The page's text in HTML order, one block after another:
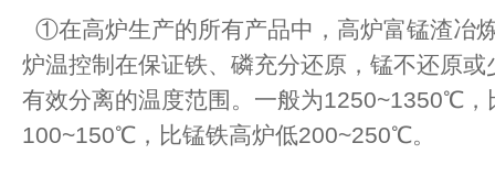
①在高炉生产的所有产品中，高炉富锰渣冶
炉温控制在保证铁、磷充分还原，锰不还原
有效分离的温度范围。一般为1250~1350℃，
100~150℃，比锰铁高炉低200~250℃。